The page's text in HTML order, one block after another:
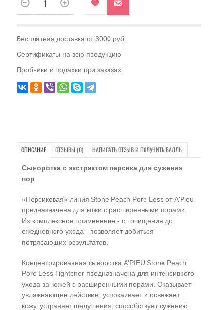
Бесплатная доставка от 3000 руб.
Сертификаты на всю продукцию
Пробники и подарки при заказах.
ОПИСАНИЕ ОТЗЫВЫ (0) НАПИСАТЬ ОТЗЫВ И ПОЛУЧИТЬ БАЛЛЫ
Сыворотка с экстрактом персика для сужения
пор
«Персиковая» линия Stone Peach Pore Less от A'Pieu
предназначена для кожи с расширенными порами.
Их комплексное применение - от очищения до
ежедневного ухода - позволяет добиться
потрясающих результатов.
Концентрированная сыворотка A'PIEU Stone Peach
Pore Less Tightener предназначена для интенсивного
ухода за кожей с расширенными порами. Оказывает
увлажняющее действие, успокаивает и освежает
кожу, устраняет шелушения, способствует сужению